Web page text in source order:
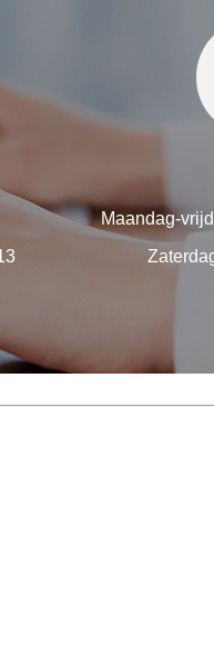
Maandag-